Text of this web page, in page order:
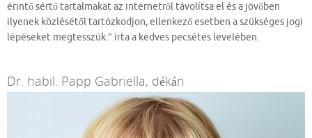
érintő sértő tartalmakat az internetről távolítsa el és a jövőben
ilyenek közlésétől tartózkodjon, ellenkező esetben a szükséges jogi
lépéseket megtesszük.” írta a kedves pecsétes levelében.
Dr. habil. Papp Gabriella, dékán